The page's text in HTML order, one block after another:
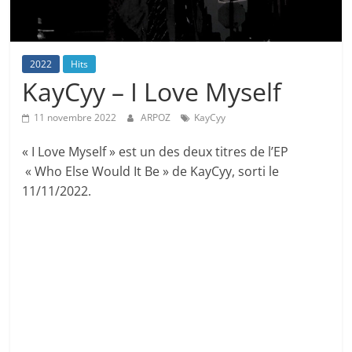
2022 Hits
KayCyy – I Love Myself
11 novembre 2022 ARPOZ KayCyy
« I Love Myself » est un des deux titres de l’EP
« Who Else Would It Be » de KayCyy, sorti le
11/11/2022.